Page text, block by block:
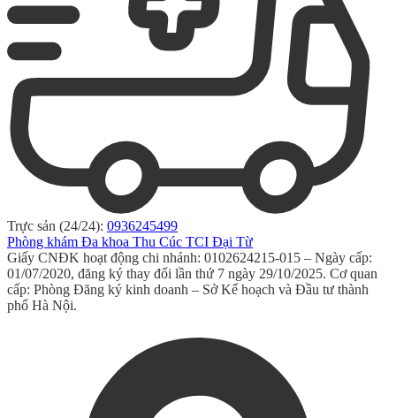
Trực sản (24/24): 0936245499
Phòng khám Đa khoa Thu Cúc TCI Đại Từ
Giấy CNĐK hoạt động chi nhánh: 0102624215-015 – Ngày cấp:
01/07/2020, đăng ký thay đổi lần thứ 7 ngày 29/10/2025. Cơ quan
cấp: Phòng Đăng ký kinh doanh – Sở Kế hoạch và Đầu tư thành
phố Hà Nội.